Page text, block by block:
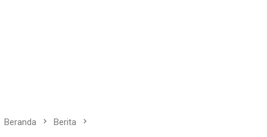
Beranda Berita